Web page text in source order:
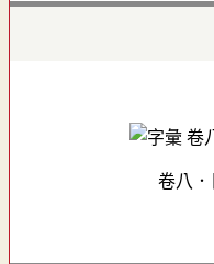
卷八．